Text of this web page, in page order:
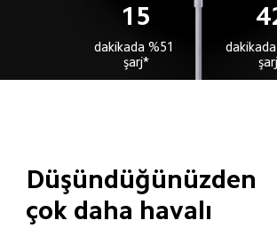
15
dakikada %51
şarj*
Düşündüğünüzden
çok daha havalı